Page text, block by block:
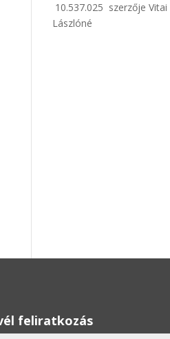
10.537.025 szerzőjeVitai
Lászlóné
feliratkozás